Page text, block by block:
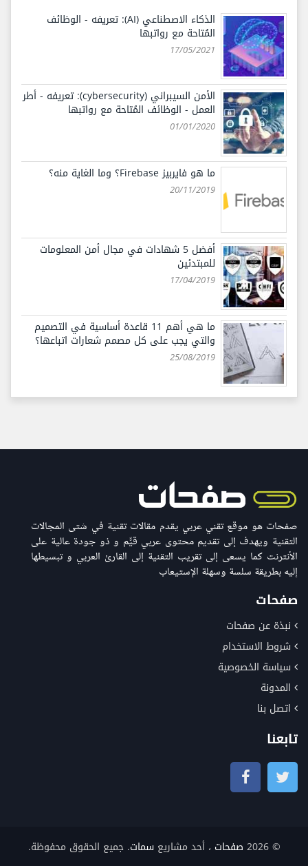
الذكاء الاصطناعي (AI): تعريفه - الوظائف
المُتاحة مع رواتبها
17/05/2021
الأمن السيبراني (cybersecurity): تعريفه - أطر
العمل - الوظائف المُتاحة مع رواتبها
01/01/2020
ما هو فايربيز Firebase؟ وما الغاية منه؟
20/11/2019
أفضل 5 شهادات في مجال أمن المعلومات
للمبتدئين
17/04/2019
ما هي أهم 11 قاعدة أساسية في التصميم
والتي يجب على كل مصمم شعارات اتباعها؟
25/08/2019
صفحات هو موقع تقني عربي يقدم مقالات تقنية في شتى المجالات
التقنية ويهدف إلى تقديم محتوى عربي قيّّم و ذو جودة عالية على
الأنترنت كما يسعى إلى تقريب التقنية إلى القارئ العربي و تبسيطها
إليه بطريقة سلسة وسهلة الإستيعاب
صفحات
نبذة عن صفحات
شروط الاستخدام
سياسة الخصوصية
المدونة
اتصل بنا
تابعنا
© 2026 صفحات ، أحد مشاريعسمات. جميع الحقوق محفوظة.